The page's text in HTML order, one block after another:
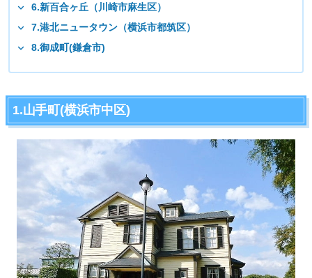
6.新百合ヶ丘（川崎市麻生区）
7.港北ニュータウン（横浜市都筑区）
8.御成町(鎌倉市)
1.山手町(横浜市中区)